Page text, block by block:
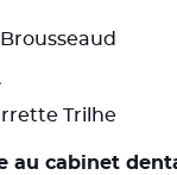
Trilhe
au cabinet